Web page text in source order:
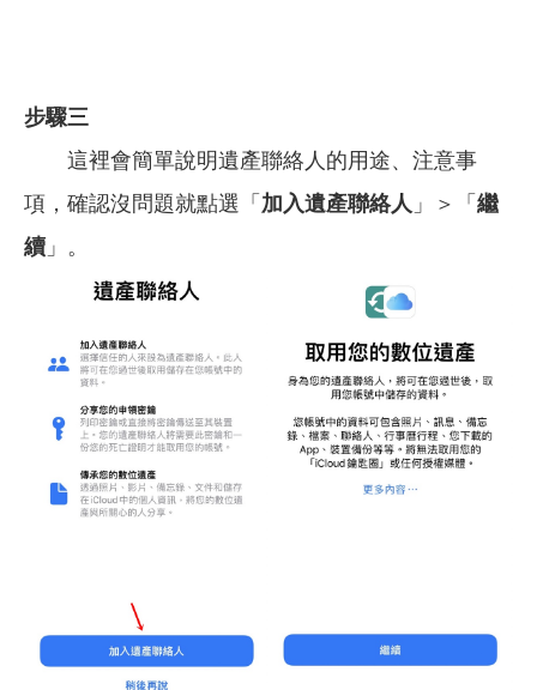
步驟三
這裡會簡單說明遺產聯絡人的用途、注意事
項，確認沒問題就點選「 加入遺產聯絡人 」＞「 繼
續 」。